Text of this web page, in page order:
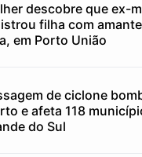
descobre que ex-
filha com
em Porto União
de ciclone
e afeta 118
do Sul